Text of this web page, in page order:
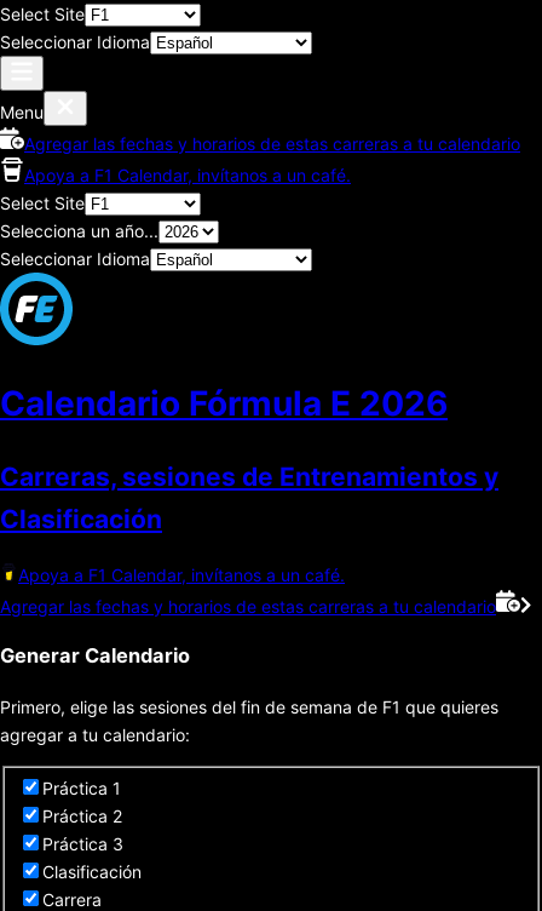
Select Site
Seleccionar Idioma
Menu
Agregar las fechas y horarios de estas carreras a tu calendario
Apoya a F1 Calendar, invítanos a un café.
Select Site
Selecciona un año...
Seleccionar Idioma
Calendario Fórmula E 2026
Carreras, sesiones de Entrenamientos y
Clasificación
Apoya a F1 Calendar, invítanos a un café.
Agregar las fechas y horarios de estas carreras a tu calendario
Generar Calendario
Primero, elige las sesiones del fin de semana de F1 que quieres
agregar a tu calendario:
Práctica 1
Práctica 2
Práctica 3
Clasificación
Carrera